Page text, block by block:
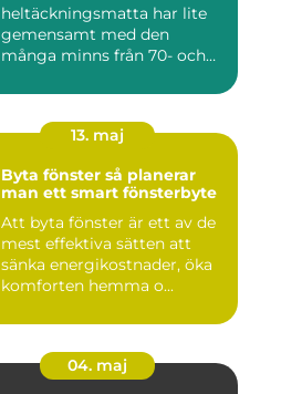
heltäckningsmatta har lite
gemensamt med den
många minns från 70- och
13. maj
Byta fönster så planerar
man ett smart fönsterbyte
Att byta fönster är ett av de
mest effektiva sätten att
sänka energikostnader, öka
komforten hemma o...
04. maj